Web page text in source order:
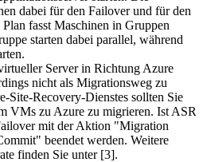
dabei für den Failover und für den
fasst Maschinen in Gruppen
starten dabei parallel, während
Server in Richtung Azure
nicht als Migrationsweg zu
Site-Recovery-Dienstes sollten Sie
VMs zu Azure zu migrieren. Ist ASR
mit der Aktion "Migration
beendet werden. Weitere
finden Sie unter [3].